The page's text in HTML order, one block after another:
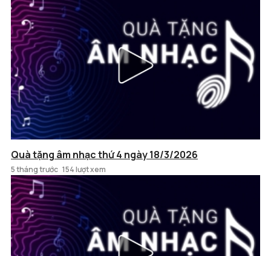
Quà tặng âm nhạc thứ 4 ngày 18/3/2026
5 tháng trước 154 lượt xem